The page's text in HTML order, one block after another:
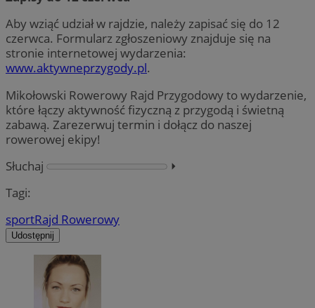
Aby wziąć udział w rajdzie, należy zapisać się do 12
czerwca. Formularz zgłoszeniowy znajduje się na
stronie internetowej wydarzenia:
www.aktywneprzygody.pl.
Mikołowski Rowerowy Rajd Przygodowy to wydarzenie,
które łączy aktywność fizyczną z przygodą i świetną
zabawą. Zarezerwuj termin i dołącz do naszej
rowerowej ekipy!
Słuchaj
⏵︎
Tagi:
sportRajd Rowerowy
Udostępnij